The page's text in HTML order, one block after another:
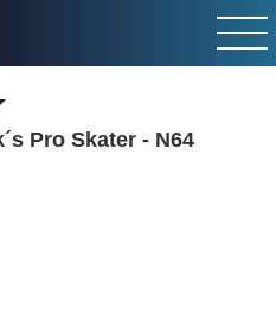
Pro Skater - N64